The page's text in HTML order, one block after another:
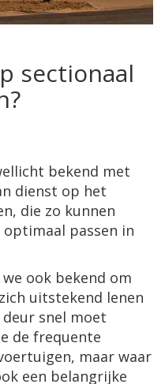
sectionaal
bekend met
dienst op het
die zo kunnen
passen in
ook bekend om
uitstekend lenen
snel moet
de frequente
maar waar
een belangrijke